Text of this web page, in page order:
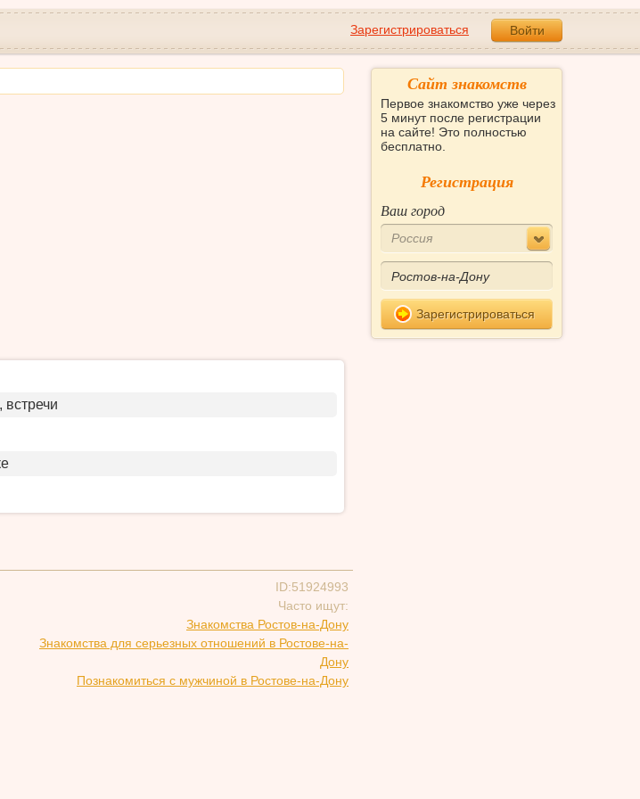
Зарегистрироваться Войти
ID:51924993
Часто ищут:
Знакомства Ростов-на-Дону
Знакомства для серьезных отношений в Ростове-на-
Дону
Познакомиться с мужчиной в Ростове-на-Дону
Сайт знакомств
Первое знакомство уже через
5 минут после регистрации
на сайте! Это полностью
бесплатно.
Регистрация
Ваш город
Россия
Зарегистрироваться